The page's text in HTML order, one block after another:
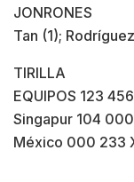
JONRONES
Tan (1);
TIRILLA
EQUIPOS 123
Singapur 104
México 000 233